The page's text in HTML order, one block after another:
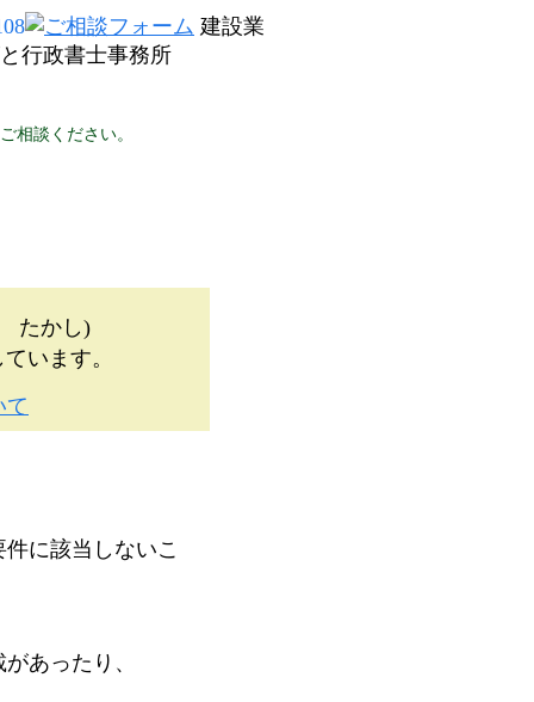
建設業
行政書士事務所
相談ください。
たかし)
います。
て
に該当しないこ
あったり、